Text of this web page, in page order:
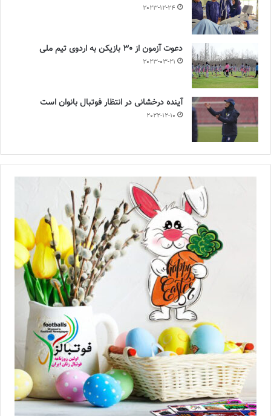
2023-12-24
دعوت آزمون از 30 بازیکن به اردوی تیم ملی
2023-03-21
آینده درخشانی در انتظار فوتبال بانوان است
2022-12-10